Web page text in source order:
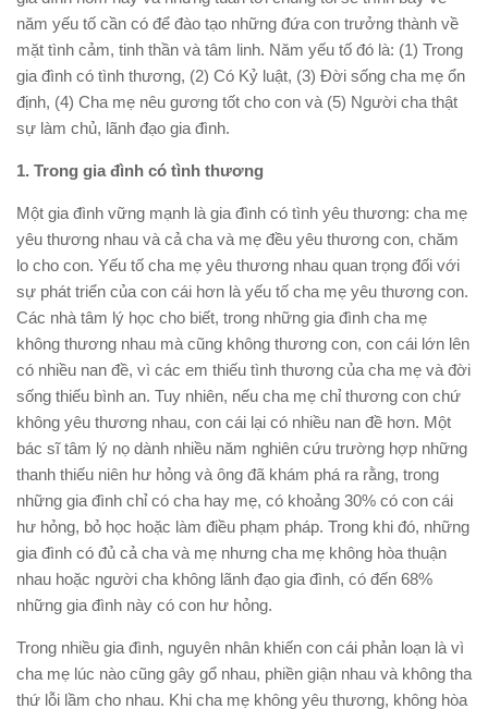
năm yếu tố cần có để đào tạo những đứa con trưởng thành về
mặt tình cảm, tinh thần và tâm linh. Năm yếu tố đó là: (1) Trong
gia đình có tình thương, (2) Có Kỷ luật, (3) Ðời sống cha mẹ ổn
định, (4) Cha mẹ nêu gương tốt cho con và (5) Người cha thật
sự làm chủ, lãnh đạo gia đình.
1. Trong gia đình có tình thương
Một gia đình vững mạnh là gia đình có tình yêu thương: cha mẹ
yêu thương nhau và cả cha và mẹ đều yêu thương con, chăm
lo cho con. Yếu tố cha mẹ yêu thương nhau quan trọng đối với
sự phát triển của con cái hơn là yếu tố cha mẹ yêu thương con.
Các nhà tâm lý học cho biết, trong những gia đình cha mẹ
không thương nhau mà cũng không thương con, con cái lớn lên
có nhiều nan đề, vì các em thiếu tình thương của cha mẹ và đời
sống thiếu bình an. Tuy nhiên, nếu cha mẹ chỉ thương con chứ
không yêu thương nhau, con cái lại có nhiều nan đề hơn. Một
bác sĩ tâm lý nọ dành nhiều năm nghiên cứu trường hợp những
thanh thiếu niên hư hỏng và ông đã khám phá ra rằng, trong
những gia đình chỉ có cha hay mẹ, có khoảng 30% có con cái
hư hỏng, bỏ học hoặc làm điều phạm pháp. Trong khi đó, những
gia đình có đủ cả cha và mẹ nhưng cha mẹ không hòa thuận
nhau hoặc người cha không lãnh đạo gia đình, có đến 68%
những gia đình này có con hư hỏng.
Trong nhiều gia đình, nguyên nhân khiến con cái phản loạn là vì
cha mẹ lúc nào cũng gây gổ nhau, phiền giận nhau và không tha
thứ lỗi lầm cho nhau. Khi cha mẹ không yêu thương, không hòa